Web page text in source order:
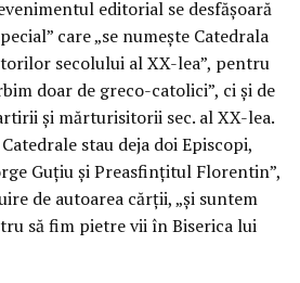
editorial se desfășoară
care „se numește Catedrala
secolului al XX-lea”, pentru
doar de greco-catolici”, ci și de
și mărturisitorii sec. al XX-lea.
stau deja doi Episcopi,
Guțiu și Preasfințitul Florentin”,
de autoarea cărții, „și suntem
să fim pietre vii în Biserica lui